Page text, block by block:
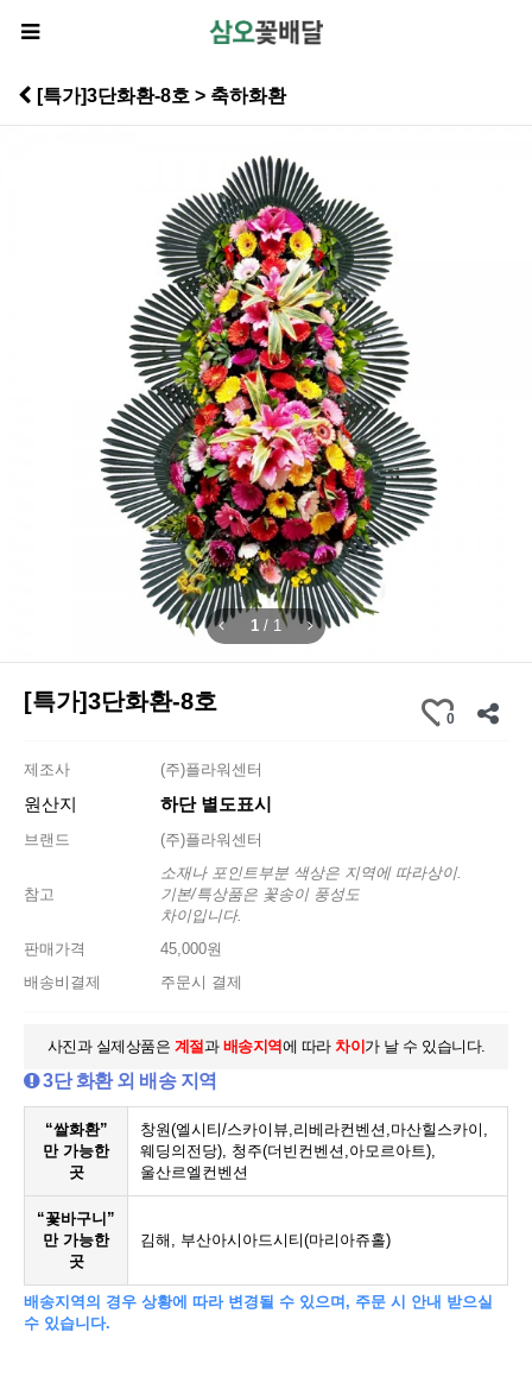
[특가]3단화환-8호 > 축하화환
1 / 1
[특가]3단화환-8호
0
제조사 (주)플라워센터
원산지 하단 별도표시
브랜드 (주)플라워센터
참고
소재나 포인트부분 색상은 지역에 따라상이.
기본/특상품은 꽃송이 풍성도
차이입니다.
판매가격
45,000원
배송비결제
주문시 결제
사진과 실제상품은 계절과 배송지역에 따라 차이 가 날 수 있습니다.
3단 화환 외 배송 지역
“쌀화환”
만 가능한
곳
창원(엘시티/스카이뷰,리베라컨벤션,마산힐스카이,
웨딩의전당), 청주(더빈컨벤션,아모르아트),
울산르엘컨벤션
“꽃바구니”
만 가능한
곳
김해, 부산아시아드시티(마리아쥬홀)
배송지역의 경우 상황에 따라 변경될 수 있으며, 주문 시 안내 받으실
수 있습니다.